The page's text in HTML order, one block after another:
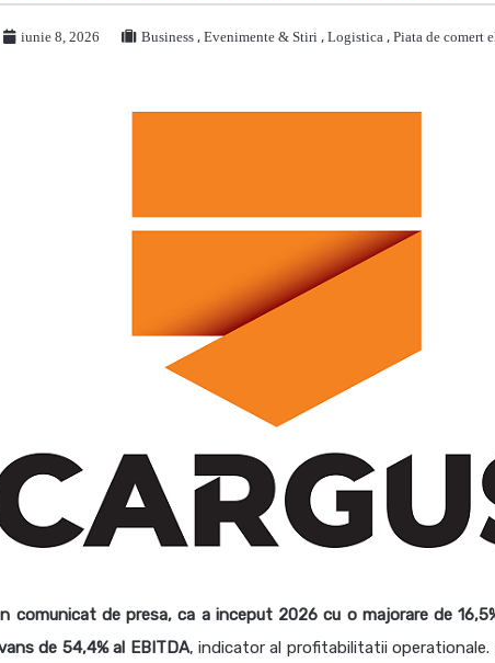
iunie 8, 2026 Business , Evenimente & Stiri , Logistica , Piata de comert
comunicat de presa, ca a inceput 2026 cu o majorare de
de 54,4% al EBITDA, indicator al profitabilitatii operationale.